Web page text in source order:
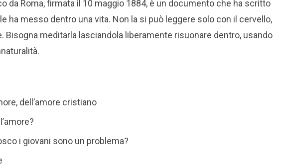
da Roma, firmata il 10 maggio 1884, è un documento che ha scritto
ha messo dentro una vita. Non la si può leggere solo con il cervello,
Bisogna meditarla lasciandola liberamente risuonare dentro, usando
dell’amore cristiano
i giovani sono un problema?